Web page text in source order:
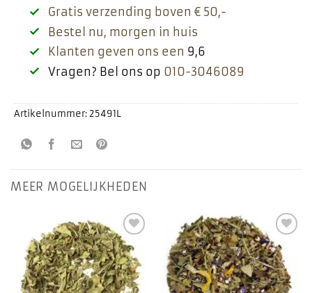
Gratis verzending boven € 50,-
Bestel nu, morgen in huis
Klanten geven ons een 9,6
Vragen? Bel ons op 010-3046089
Artikelnummer:25491L
MEER MOGELIJKHEDEN
Toevoegen
aan
favorieten
Toevoegen
aan
favorieten